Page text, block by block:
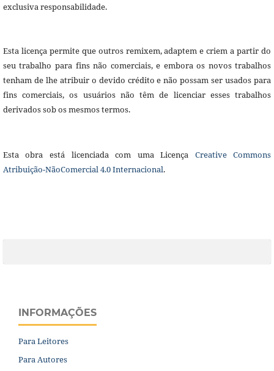
exclusiva responsabilidade.
Esta licença permite que outros remixem, adaptem e criem a partir do
seu trabalho para fins não comerciais, e embora os novos trabalhos
tenham de lhe atribuir o devido crédito e não possam ser usados para
fins comerciais, os usuários não têm de licenciar esses trabalhos
derivados sob os mesmos termos.
Esta obra está licenciada com uma Licença Creative Commons
Atribuição-NãoComercial 4.0 Internacional.
INFORMAÇÕES
Para Leitores
Para Autores